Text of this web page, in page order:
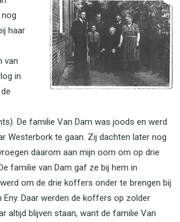
haar
van
in
De familie Van Dam was joods en werd
Westerbork te gaan. Zij dachten later nog
daarom aan mijn oom om op drie
familie van Dam gaf ze bij hem in
om de drie koffers onder te brengen bij
Eny. Daar werden de koffers op zolder
altijd blijven staan, want de familie Van